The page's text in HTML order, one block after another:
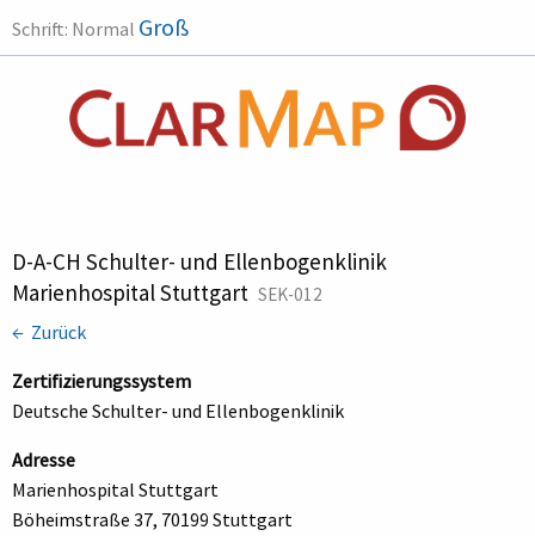
Schrift: Normal Groß
D-A-CH Schulter- und Ellenbogenklinik
Marienhospital Stuttgart SEK-012
← Zurück
Zertifizierungssystem
Deutsche Schulter- und Ellenbogenklinik
Adresse
Marienhospital Stuttgart
Böheimstraße 37, 70199 Stuttgart